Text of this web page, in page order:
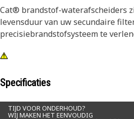
Cat® brandstof-waterafscheiders
levensduur van uw secundaire
precisiebrandstofsysteem te
Specificaties
TIJD VOOR ONDERHOUD?
WIJ MAKEN HET EENVOUDIG